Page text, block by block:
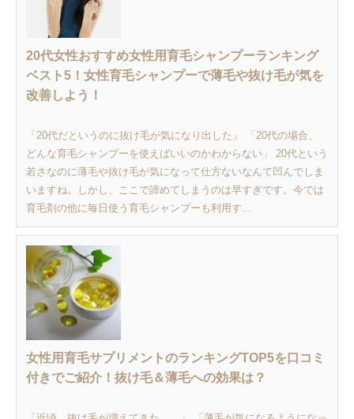
20代女性おすすめ女性用育毛シャンプーランキング
ベスト5！女性育毛シャンプーで薄毛や抜け毛が気を
改善しよう！
「20代だというのに抜け毛が気になり出した」 「20代の場合、
どんな育毛シャンプーを使えばいいのかわからない」 20代という
若さなのに薄毛や抜け毛が気になって仕方ないなんて凹んでしま
いますね。しかし、ここで諦めてしまうのは早すぎです。今では
育毛剤の他に毎日使う育毛シャンプーも利用す...
女性用育毛サプリメントのランキングTOP5を口コミ
付きでご紹介！抜け毛＆薄毛への効果は？